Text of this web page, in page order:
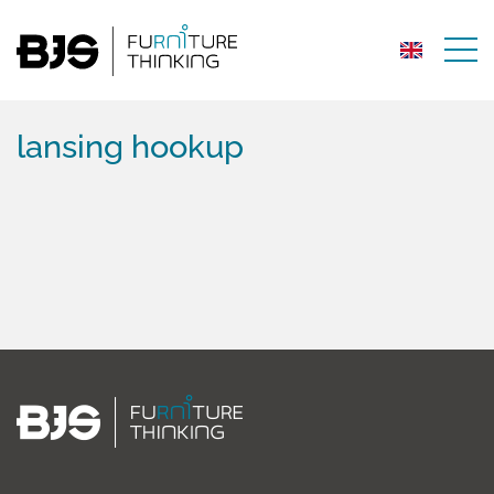
lansing hookup